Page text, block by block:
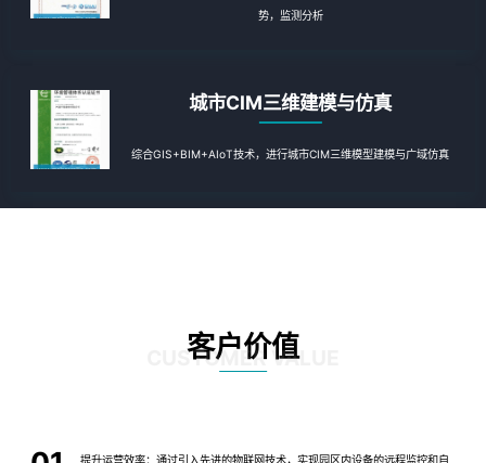
势，监测分析
城市CIM三维建模与仿真
综合GIS+BIM+AIoT技术，进行城市CIM三维模型建模与广域仿真
客户价值
CUSTOMER VALUE
提升运营效率：通过引入先进的物联网技术，实现园区内设备的远程监控和自